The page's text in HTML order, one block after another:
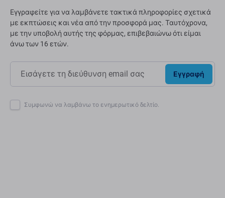
Εγγραφείτε για να λαμβάνετε τακτικά πληροφορίες σχετικά
με εκπτώσεις και νέα από την προσφορά μας. Ταυτόχρονα,
με την υποβολή αυτής της φόρμας, επιβεβαιώνω ότι είμαι
άνω των 16 ετών.
Εγγραφή
Συμφωνώ να λαμβάνω το ενημερωτικό δελτίο.